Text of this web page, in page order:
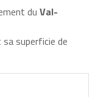
du Val-
superficie de